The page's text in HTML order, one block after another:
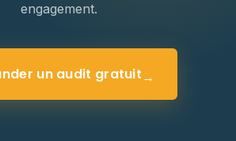
engagement.
un audit gratuit→